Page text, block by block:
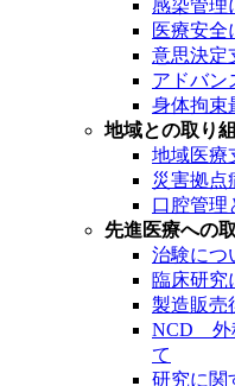
感染管理
医療安全
意思決定
アドバン
身体拘束
地域との取り
地域医療
災害拠点
口腔管理
先進医療への
治験につ
臨床研究
製造販売
NCD 外
て
研究に関